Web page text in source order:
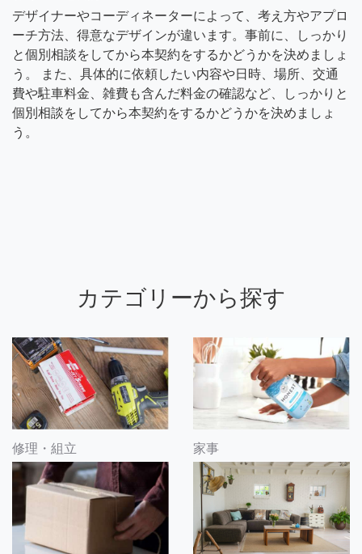
デザイナーやコーディネーターによって、考え方やアプロ
ーチ方法、得意なデザインが違います。事前に、しっかり
と個別相談をしてから本契約をするかどうかを決めましょ
う。 また、具体的に依頼したい内容や日時、場所、交通
費や駐車料金、雑費も含んだ料金の確認など、しっかりと
個別相談をしてから本契約をするかどうかを決めましょ
う。
カテゴリーから探す
修理・組立 家事